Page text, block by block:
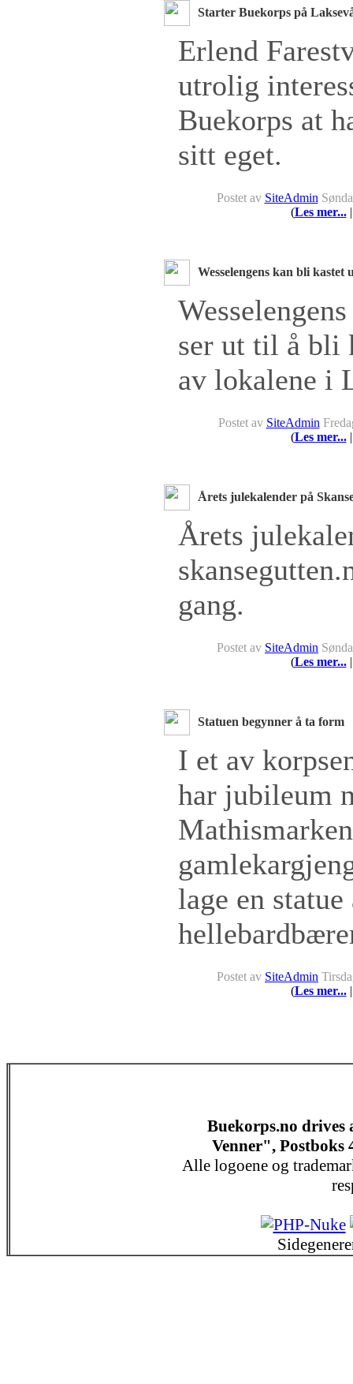
Starter Buekorps på
Erlend
utrolig
Buekorps at
sitt eget.
Postet av SiteAdmin
(Les mer...|
Wesselengens kan bli kastet
ser ut til å bli
av lokalene i
Postet av SiteAdmin
(Les mer...|
Årets julekalender på
Årets
gang.
Postet av SiteAdmin
(Les mer...|
Statuen begynner å ta form
I et av
har jubileum
lage en statue
Postet av SiteAdmin
(Les mer...|
Buekorps.no drives
Venner", Postboks
Alle logoene og